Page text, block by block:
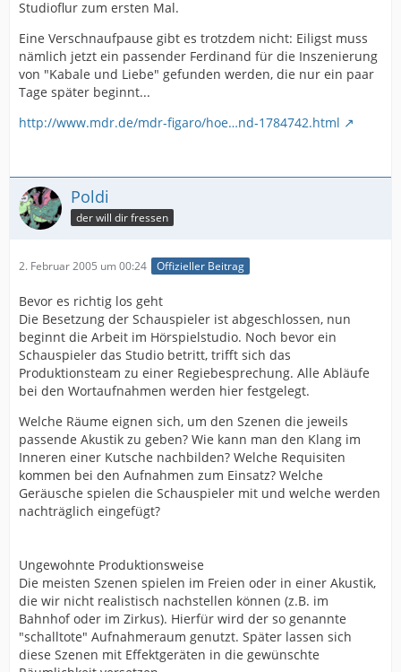
Studioflur zum ersten Mal.
Eine Verschnaufpause gibt es trotzdem nicht: Eiligst muss
nämlich jetzt ein passender Ferdinand für die Inszenierung
von "Kabale und Liebe" gefunden werden, die nur ein paar
Tage später beginnt...
http://www.mdr.de/mdr-figaro/hoe…nd-1784742.html
Poldi
der will dir fressen
2. Februar 2005 um 00:24 Offizieller Beitrag
Bevor es richtig los geht
Die Besetzung der Schauspieler ist abgeschlossen, nun
beginnt die Arbeit im Hörspielstudio. Noch bevor ein
Schauspieler das Studio betritt, trifft sich das
Produktionsteam zu einer Regiebesprechung. Alle Abläufe
bei den Wortaufnahmen werden hier festgelegt.
Welche Räume eignen sich, um den Szenen die jeweils
passende Akustik zu geben? Wie kann man den Klang im
Inneren einer Kutsche nachbilden? Welche Requisiten
kommen bei den Aufnahmen zum Einsatz? Welche
Geräusche spielen die Schauspieler mit und welche werden
nachträglich eingefügt?
Ungewohnte Produktionsweise
Die meisten Szenen spielen im Freien oder in einer Akustik,
die wir nicht realistisch nachstellen können (z.B. im
Bahnhof oder im Zirkus). Hierfür wird der so genannte
"schalltote" Aufnahmeraum genutzt. Später lassen sich
diese Szenen mit Effektgeräten in die gewünschte